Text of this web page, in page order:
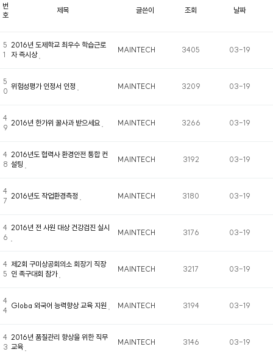
번
호
제목 글쓴이 조회 날짜
5
1
2016년 도제학교 최우수 학습근로
자 즉시상
MAINTECH 3405 03-19
5
0
위험성평가 인정서 인정 MAINTECH 3209 03-19
4
9
2016년 한가위 꿀사과 받으세요 MAINTECH 3266 03-19
4
8
2016년도 협력사 환경안전 통합 컨
설팅
MAINTECH 3192 03-19
4
7
2016년도 작업환경측정 MAINTECH 3180 03-19
4
6
2016년 전 사원 대상 건강검진 실시
MAINTECH 3176 03-19
4
5
제2회 구미상공회의소 회장기 직장
인 족구대회 참가
MAINTECH 3217 03-19
4
4
Globa 외국어 능력향상 교육 지원 MAINTECH 3194 03-19
4
3
2016년 품질관리 향상을 위한 직무
교육
MAINTECH 3146 03-19